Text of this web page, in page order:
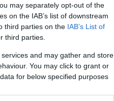
may separately opt-out of the
on the IAB’s list of downstream
third parties on the IAB’s List of
third parties.
and may gather and store
You may click to grant or
for below specified purposes
aztán